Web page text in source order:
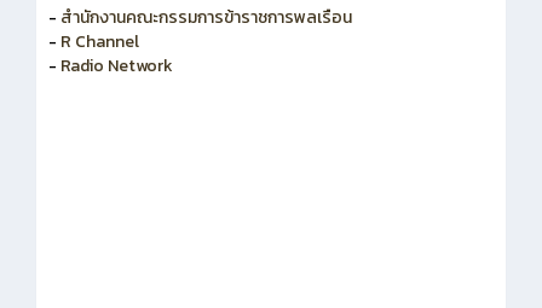
- สำนักงานคณะกรรมการข้าราชการพลเรือน
- R Channel
- Radio Network